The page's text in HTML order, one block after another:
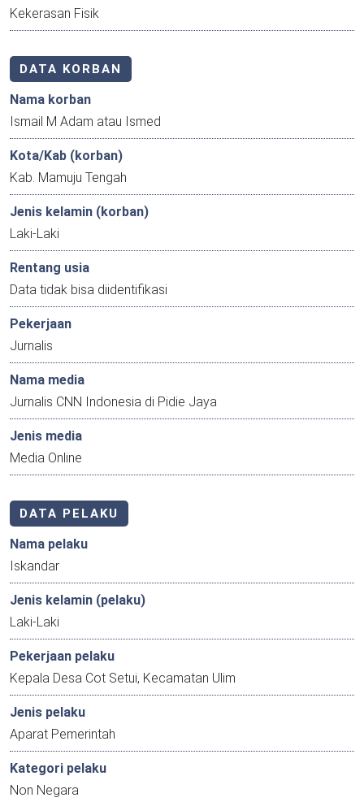
Kekerasan Fisik
DATA KORBAN
Nama korban
Ismail M Adam atau Ismed
Kota/Kab (korban)
Kab. Mamuju Tengah
Jenis kelamin (korban)
Laki-Laki
Rentang usia
Data tidak bisa diidentifikasi
Pekerjaan
Jurnalis
Nama media
Jurnalis CNN Indonesia di Pidie Jaya
Jenis media
Media Online
DATA PELAKU
Nama pelaku
Iskandar
Jenis kelamin (pelaku)
Laki-Laki
Pekerjaan pelaku
Kepala Desa Cot Setui, Kecamatan Ulim
Jenis pelaku
Aparat Pemerintah
Kategori pelaku
Non Negara